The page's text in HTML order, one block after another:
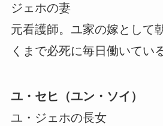
ジェホの妻
元看護師。ユ家の嫁として
くまで必死に毎日働いている
ユ・セヒ（ユン・ソイ）
ユ・ジェホの長女